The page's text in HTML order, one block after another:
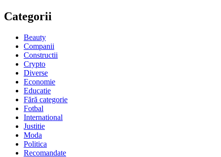
Categorii
Beauty
Companii
Constructii
Crypto
Diverse
Economie
Educatie
Fără categorie
Fotbal
International
Justitie
Moda
Politica
Recomandate